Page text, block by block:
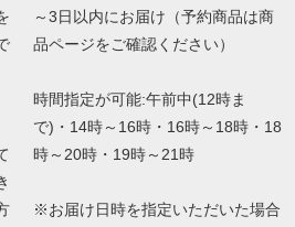
～3日以内にお届け（予約商品は商
品ページをご確認ください）
時間指定が可能:午前中(12時ま
で)・14時～16時・16時～18時・18
時～20時・19時～21時
※お届け日時を指定いただいた場合